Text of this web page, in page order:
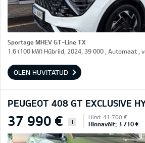
Sportage MHEV GT-Line TX
1.6 (100 kW) Hübriid, 2024, 39 000 , Automaat ,
OLEN HUVITATUD
PEUGEOT 408 GT EXCLUSIVE
37 990 € i
Hind: 41 700 €
Hinnavõit: 3 710 €